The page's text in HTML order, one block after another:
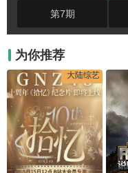
第7期
为你推荐
大陆综艺